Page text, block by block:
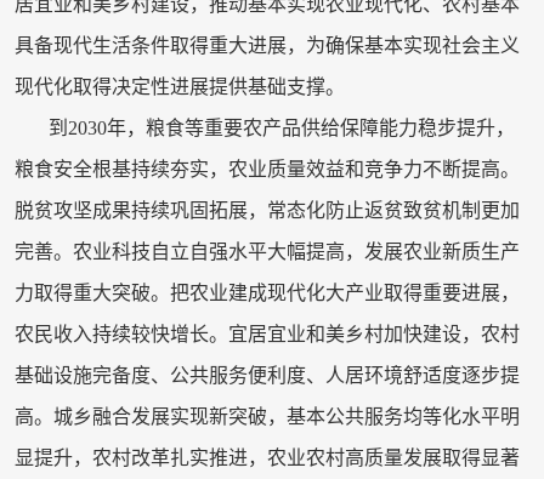
居宜业和美乡村建设，推动基本实现农业现代化、农村基本
具备现代生活条件取得重大进展，为确保基本实现社会主义
现代化取得决定性进展提供基础支撑。
到2030年，粮食等重要农产品供给保障能力稳步提升，
粮食安全根基持续夯实，农业质量效益和竞争力不断提高。
脱贫攻坚成果持续巩固拓展，常态化防止返贫致贫机制更加
完善。农业科技自立自强水平大幅提高，发展农业新质生产
力取得重大突破。把农业建成现代化大产业取得重要进展，
农民收入持续较快增长。宜居宜业和美乡村加快建设，农村
基础设施完备度、公共服务便利度、人居环境舒适度逐步提
高。城乡融合发展实现新突破，基本公共服务均等化水平明
显提升，农村改革扎实推进，农业农村高质量发展取得显著